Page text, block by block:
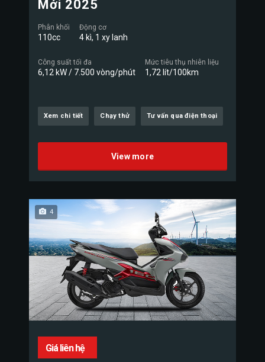
Mới 2025
Phân khối
110cc
Động cơ
4 kì, 1 xy lanh
Công suất tối đa
6,12 kW / 7.500 vòng/phút
Mức tiêu thụ nhiên liệu
1,72 lít/100km
Xem chi tiết Chạy thử Tư vấn qua điện thoại
View more
4
Giá liên hệ